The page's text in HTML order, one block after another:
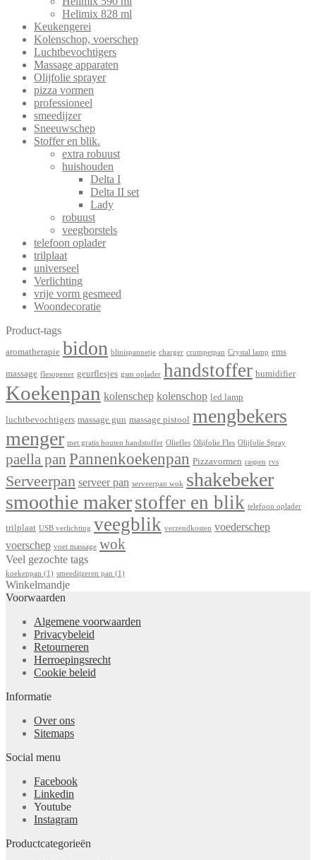
Helimix 828 ml
Keukengerei
Kolenschop, voerschep
Luchtbevochtigers
Massage apparaten
Olijfolie sprayer
pizza vormen
professioneel
smeedijzer
Sneeuwschep
Stoffer en blik.
extra robuust
huishouden
Delta I
Delta II set
Lady
robuust
veegborstels
telefoon oplader
trilplaat
universeel
Verlichting
vrije vorm gesmeed
Woondecoratie
Product-tags
aromatherapie bidon blinispannetje charger crumpetpan Crystal lamp ems
massage flesopener geurflesjes gsm oplader handstoffer humidifier
Koekenpan kolenschep kolenschop led lamp
luchtbevochtigers massage gun massage pistool mengbekers
menger met gratis houten handstoffer Oliefles Olijfolie Fles Olijfolie Spray
paella pan Pannenkoekenpan Pizzavormen raspen rvs
Serveerpan serveer pan serveerpan wok shakebeker
smoothie makerstoffer en blik telefoon oplader
trilplaat USB verlichting veegblik verzendkosten voederschep
voerschep voet massage wok
Veel gezochte tags
koekenpan (1) smeedijzeren pan (1)
Winkelmandje
Voorwaarden
Algemene voorwaarden
Privacybeleid
Retourneren
Herroepingsrecht
Cookie beleid
Informatie
Over ons
Sitemaps
Social menu
Facebook
Linkedin
Youtube
Instagram
Productcategorieën